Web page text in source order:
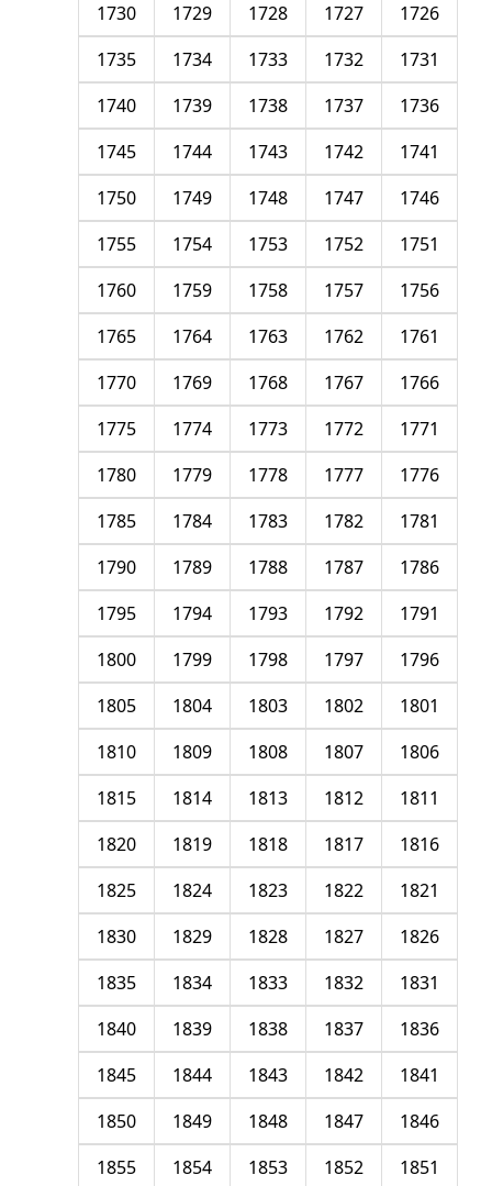
1726
1727
1728
1729
1730
1731
1732
1733
1734
1735
1736
1737
1738
1739
1740
1741
1742
1743
1744
1745
1746
1747
1748
1749
1750
1751
1752
1753
1754
1755
1756
1757
1758
1759
1760
1761
1762
1763
1764
1765
1766
1767
1768
1769
1770
1771
1772
1773
1774
1775
1776
1777
1778
1779
1780
1781
1782
1783
1784
1785
1786
1787
1788
1789
1790
1791
1792
1793
1794
1795
1796
1797
1798
1799
1800
1801
1802
1803
1804
1805
1806
1807
1808
1809
1810
1811
1812
1813
1814
1815
1816
1817
1818
1819
1820
1821
1822
1823
1824
1825
1826
1827
1828
1829
1830
1831
1832
1833
1834
1835
1836
1837
1838
1839
1840
1841
1842
1843
1844
1845
1846
1847
1848
1849
1850
1851
1852
1853
1854
1855